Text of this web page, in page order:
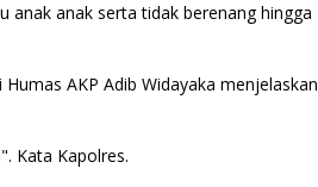
anak anak serta tidak berenang hingga
AKP Adib Widayaka menjelaskan
Kata Kapolres.